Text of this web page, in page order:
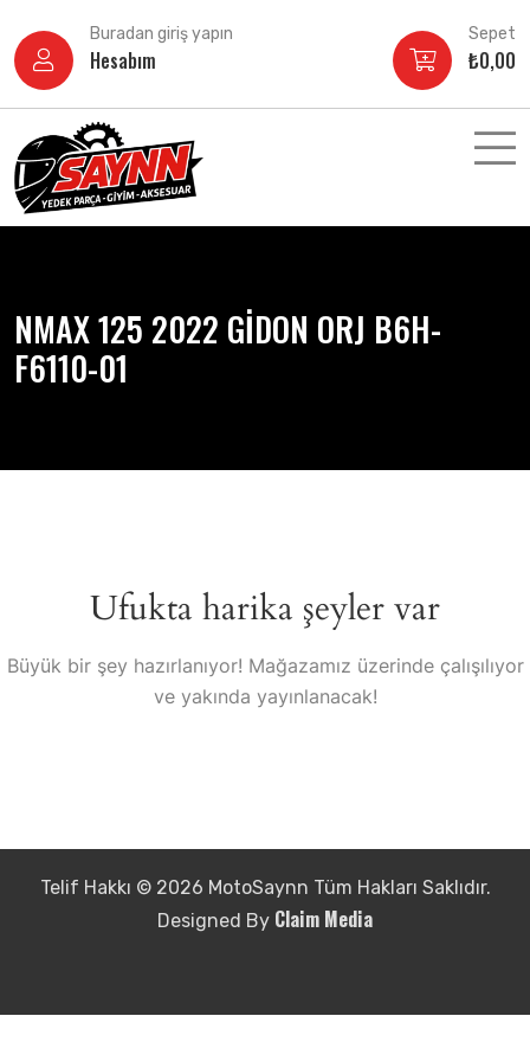
atla
Buradan giriş yapın
Hesabım
Sepet
₺0,00
NMAX 125 2022 GİDON ORJ B6H-
F6110-01
Ufukta harika şeyler var
Büyük bir şey hazırlanıyor! Mağazamız üzerinde çalışılıyor
ve yakında yayınlanacak!
Telif Hakkı © 2026 MotoSaynn Tüm Hakları Saklıdır.
Designed By Claim Media